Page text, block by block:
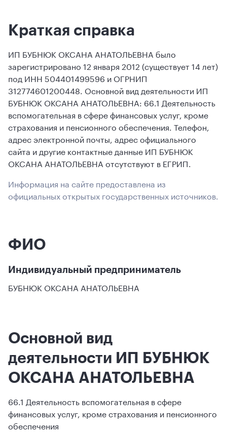
Краткая справка
ИП БУБНЮК ОКСАНА АНАТОЛЬЕВНА было
зарегистрировано 12 января 2012 (существует 14 лет)
под ИНН 504401499596 и ОГРНИП
312774601200448. Основной вид деятельности ИП
БУБНЮК ОКСАНА АНАТОЛЬЕВНА: 66.1 Деятельность
вспомогательная в сфере финансовых услуг, кроме
страхования и пенсионного обеспечения. Телефон,
адрес электронной почты, адрес официального
сайта и другие контактные данные ИП БУБНЮК
ОКСАНА АНАТОЛЬЕВНА отсутствуют в ЕГРИП.
Информация на сайте предоставлена из
официальных открытых государственных источников.
ФИО
Индивидуальный предприниматель
БУБНЮК ОКСАНА АНАТОЛЬЕВНА
Основной вид
деятельности ИП БУБНЮК
ОКСАНА АНАТОЛЬЕВНА
66.1 Деятельность вспомогательная в сфере
финансовых услуг, кроме страхования и пенсионного
обеспечения